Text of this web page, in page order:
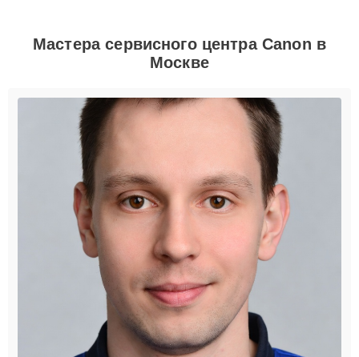
Мастера сервисного центра Canon в
Москве